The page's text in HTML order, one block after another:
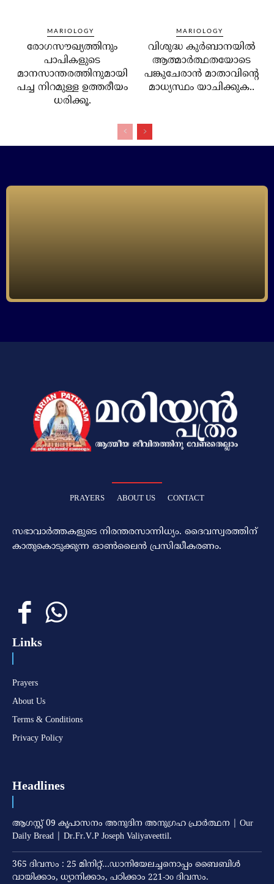
MARIOLOGY
രോഗസൗഖ്യത്തിനും
പാപികളുടെ
മാനസാന്തരത്തിനുമായി
പച്ച നിറമുള്ള ഉത്തരീയം
ധരിക്കൂ.
MARIOLOGY
വിശുദ്ധ കുര്‍ബാനയില്‍
ആത്മാര്‍ത്ഥതയോടെ
പങ്കുചേരാന്‍ മാതാവിന്റെ
മാധ്യസ്ഥം യാചിക്കുക..
PRAYERS ABOUT US CONTACT
സഭാവാര്‍ത്തകളുടെ നിരന്തരസാന്നിധ്യം. ദൈവസ്വരത്തിന്‌
കാതുകൊടുക്കുന്ന ഓണ്‍ലൈന്‍ പ്രസിദ്ധീകരണം.
Links
Prayers
About Us
Terms & Conditions
Privacy Policy
Headlines
ആഗസ്റ്റ് 09 കൃപാസനം അനുദിന അനുഗ്രഹ പ്രാർത്ഥന | Our
Daily Bread | Dr.Fr.V.P Joseph Valiyaveettil.
365 ദിവസം : 25 മിനിറ്റ്…ഡാനിയേലച്ചനൊപ്പം ബൈബിൾ
വായിക്കാം, ധ്യാനിക്കാം, പഠിക്കാം 221-ാo ദിവസം.